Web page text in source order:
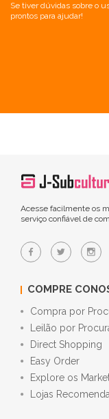
Se tiver dúvidas sobre o
prontos para ajudar!
Acesse facilmente os
serviço confiável de
COMPRE
Compra por
Leilão por
Direct Shopping
Easy Order
Explore os
Lojas